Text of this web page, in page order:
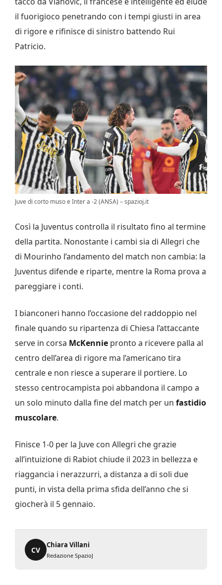
il fuorigioco penetrando con i tempi giusti in area
di rigore e rifinisce di sinistro battendo Rui
Patricio.
Juve di corto muso e Inter a -2 (ANSA) – spazioj.it
Così la Juventus controlla il risultato fino al termine
della partita. Nonostante i cambi sia di Allegri che
di Mourinho l’andamento del match non cambia: la
Juventus difende e riparte, mentre la Roma prova a
pareggiare i conti.
I bianconeri hanno l’occasione del raddoppio nel
finale quando su ripartenza di Chiesa l’attaccante
serve in corsa McKennie pronto a ricevere palla al
centro dell’area di rigore ma l’americano tira
centrale e non riesce a superare il portiere. Lo
stesso centrocampista poi abbandona il campo a
un solo minuto dalla fine del match per un fastidio
muscolare.
Finisce 1-0 per la Juve con Allegri che grazie
all’intuizione di Rabiot chiude il 2023 in bellezza e
riaggancia i nerazzurri, a distanza a di soli due
punti, in vista della prima sfida dell’anno che si
giocherà il 5 gennaio.
CV
Chiara Villani
Redazione SpazioJ